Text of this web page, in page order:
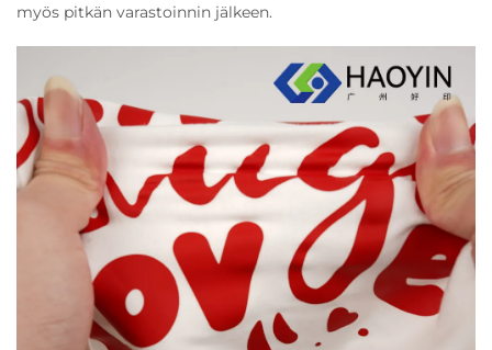
myös pitkän varastoinnin jälkeen.